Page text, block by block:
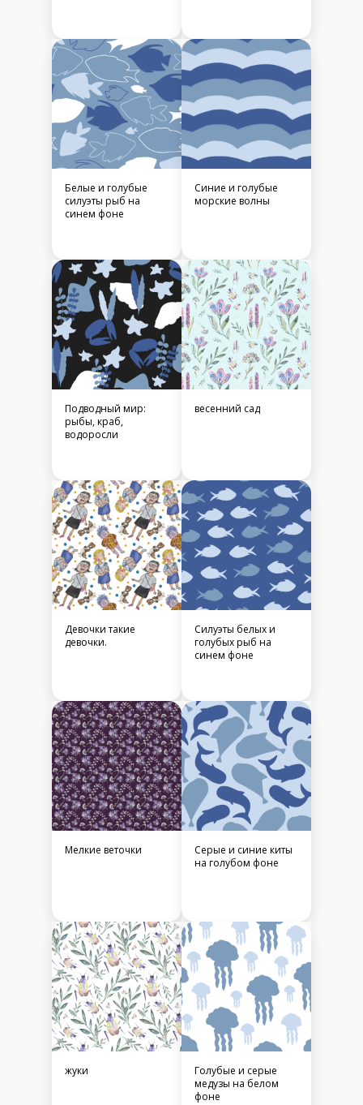
Белые и голубые
силуэты рыб на
синем фоне
Синие и голубые
морские волны
Подводный мир:
рыбы, краб,
водоросли
весенний сад
Девочки такие
девочки.
Силуэты белых и
голубых рыб на
синем фоне
Мелкие веточки
Серые и синие киты
на голубом фоне
жуки
Голубые и серые
медузы на белом
фоне